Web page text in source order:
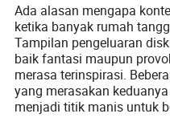
Ada alasan mengapa
ketika banyak rumah
Tampilan pengeluaran
baik fantasi maupun
merasa terinspirasi.
yang merasakan
menjadi titik manis untuk